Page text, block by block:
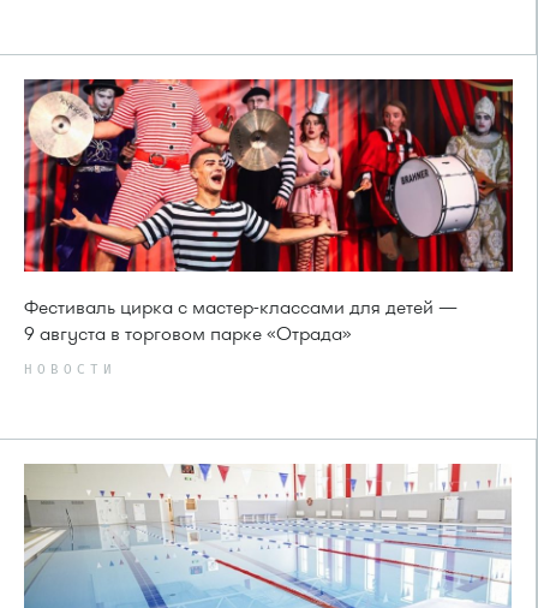
Фестиваль цирка с мастер-классами для детей —
9 августа в торговом парке «Отрада»
НОВОСТИ